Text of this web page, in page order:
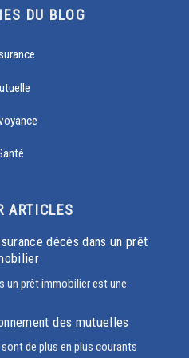
DU BLOG
ARTICLES
décès dans un prêt
un prêt immobilier est une
des mutuelles
de plus en plus courants